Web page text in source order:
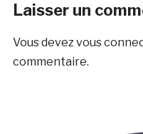
Laisser un
Vous devezvous
commentaire.